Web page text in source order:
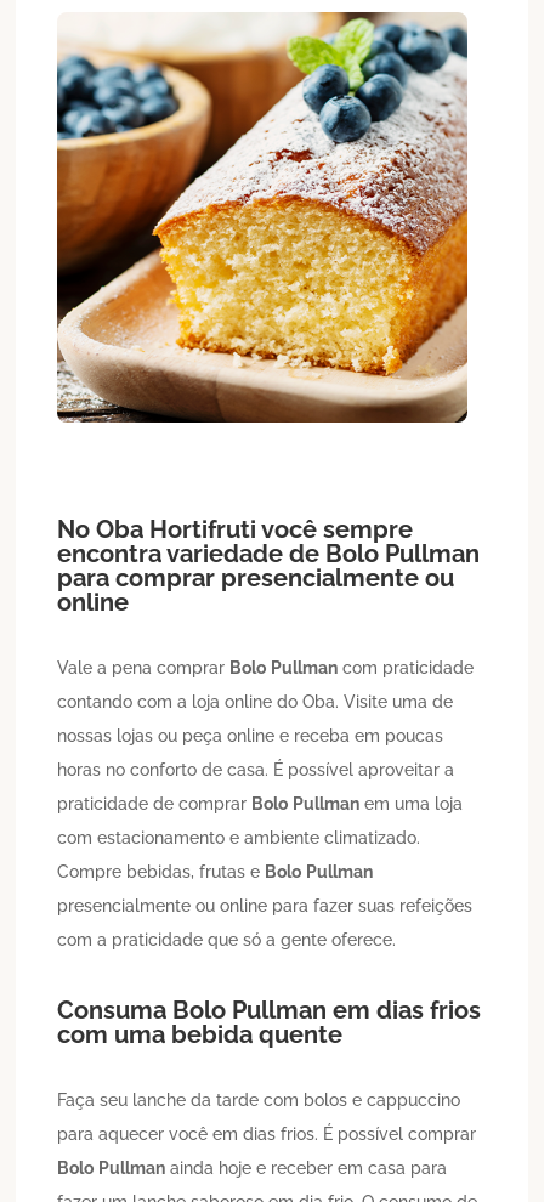
No Oba Hortifruti você sempre
encontra variedade de Bolo Pullman
para comprar presencialmente ou
online
Vale a pena comprar Bolo Pullman com praticidade
contando com a loja online do Oba. Visite uma de
nossas lojas ou peça online e receba em poucas
horas no conforto de casa. É possível aproveitar a
praticidade de comprar Bolo Pullman em uma loja
com estacionamento e ambiente climatizado.
Compre bebidas, frutas e Bolo Pullman
presencialmente ou online para fazer suas refeições
com a praticidade que só a gente oferece.
Consuma Bolo Pullman em dias frios
com uma bebida quente
Faça seu lanche da tarde com bolos e cappuccino
para aquecer você em dias frios. É possível comprar
Bolo Pullman ainda hoje e receber em casa para